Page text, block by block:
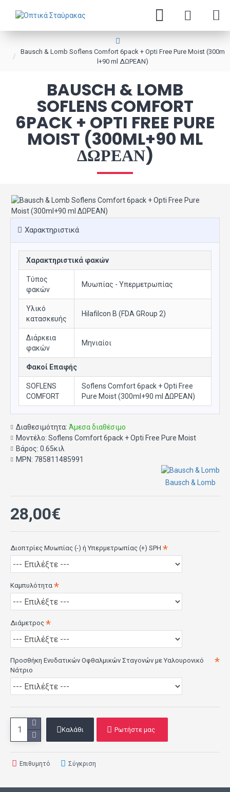
Bausch & Lomb Soflens Comfort 6pack + Opti Free Pure Moist (300m
l+90 ml ΔΩΡΕΑΝ)
BAUSCH & LOMB
SOFLENS COMFORT
6PACK + OPTI FREE PURE
MOIST (300ML+90 ML
ΔΩΡΕΑΝ)
Χαρακτηριστικά
Χαρακτηριστικά φακών
Τύπος
φακών
Μυωπίας - Υπερμετρωπίας
Υλικό
κατασκευής
Hilafilcon B (FDA GRoup 2)
Διάρκεια
φακών
Μηνιαίοι
Φακοί Επαφής
SOFLENS
COMFORT
Soflens Comfort 6pack + Opti Free
Pure Moist (300ml+90 ml ΔΩΡΕΑΝ)
Διαθεσιμότητα: Άμεσα διαθέσιμο
Μοντέλο: Soflens Comfort 6pack + Opti Free Pure Moist
Βάρος: 0.65κιλ
MPN: 785811485991
Bausch & Lomb
28,00€
Διοπτρίες Μυωπίας (-) ή Υπερμετρωπίας (+) SPH
Καμπυλότητα
Διάμετρος
Προσθήκη Ενυδατικών Οφθαλμικών Σταγονών με Υαλουρονικό
Νάτριο
Καλάθι Ρωτήστε μας
Επιθυμητό Σύγκριση